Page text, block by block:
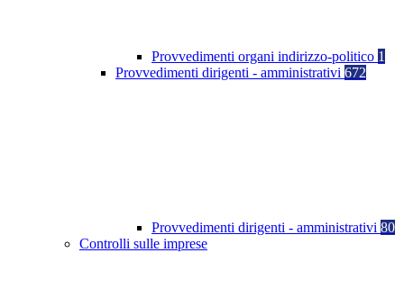
Provvedimenti organi indirizzo-politico 1
Provvedimenti dirigenti - amministrativi 672
Provvedimenti dirigenti - amministrativi 80
Controlli sulle imprese